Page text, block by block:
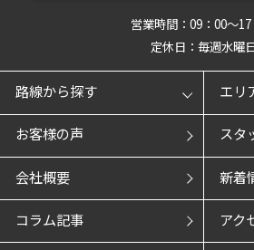
営業時間：09：00～
定休日：毎週水曜
路線から探す エリ
お客様の声 スタ
会社概要 新着
コラム記事 アク